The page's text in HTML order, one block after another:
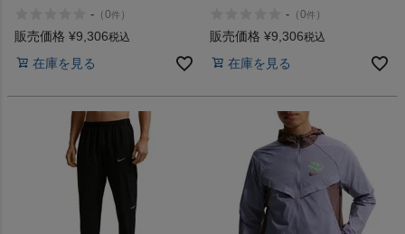
- （0件 ）
販売価格 ¥9,306税込
在庫を見る
- （0件 ）
販売価格 ¥9,306税込
在庫を見る